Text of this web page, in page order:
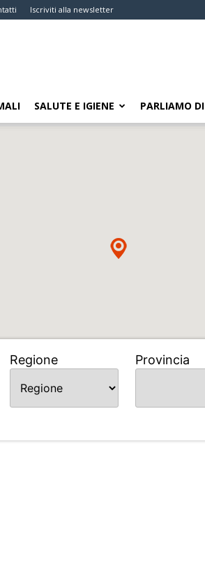
Iscriviti alla newsletter
SALUTE E IGIENE PARLIAMO DI
Regione Provincia